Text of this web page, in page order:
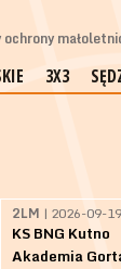
3X3
2LM | 2026-09-
KS BNG Kutno
Akademia